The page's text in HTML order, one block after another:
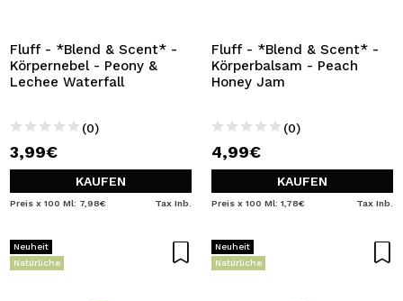
Fluff - *Blend & Scent* -
Körpernebel - Peony &
Lechee Waterfall
(0)
3,99€
KAUFEN
Preis x 100 Ml: 7,98€ Tax Inb.
Fluff - *Blend & Scent* -
Körperbalsam - Peach
Honey Jam
(0)
4,99€
KAUFEN
Preis x 100 Ml: 1,78€ Tax Inb.
Neuheit
Natürliche
Neuheit
Natürliche